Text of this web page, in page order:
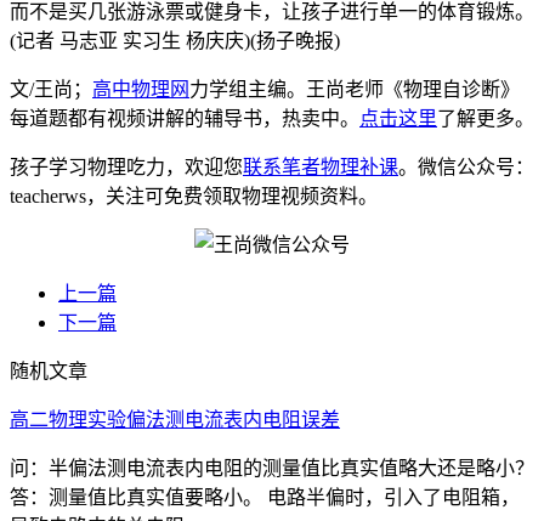
而不是买几张游泳票或健身卡，让孩子进行单一的体育锻炼。
(记者 马志亚 实习生 杨庆庆)(扬子晚报)
文/王尚； 高中物理网 力学组主编。王尚老师《物理自诊断》
每道题都有视频讲解的辅导书，热卖中。
点击这里了解更多。
孩子学习物理吃力，欢迎您联系笔者物理补课。微信公众号：
teacherws，关注可免费领取物理视频资料。
上一篇
下一篇
随机文章
高二物理实验偏法测电流表内电阻误差
问：半偏法测电流表内电阻的测量值比真实值略大还是略小？
答：测量值比真实值要略小。 电路半偏时，引入了电阻箱，